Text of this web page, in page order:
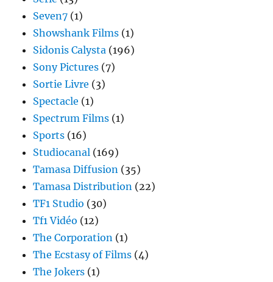
Seven7 (1)
Showshank Films (1)
Sidonis Calysta (196)
Sony Pictures (7)
Sortie Livre (3)
Spectacle (1)
Spectrum Films (1)
Sports (16)
Studiocanal (169)
Tamasa Diffusion (35)
Tamasa Distribution (22)
TF1 Studio (30)
Tf1 Vidéo (12)
The Corporation (1)
The Ecstasy of Films (4)
The Jokers (1)